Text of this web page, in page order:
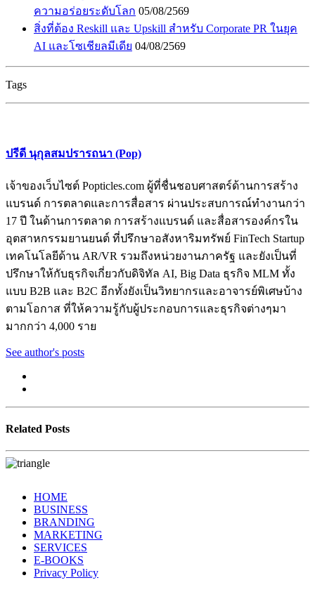
ความอร่อยระดับโลก 05/08/2569
สิ่งที่ต้อง Reskill และ Upskill สำหรับ Corporate PR ในยุค
AI และโซเชียลมีเดีย 04/08/2569
Tags
ปรีดี นุกุลสมปรารถนา (Pop)
เจ้าของเว็บไซต์ Popticles.com ผู้ที่ชื่นชอบศาสตร์ด้านการสร้าง
แบรนด์ การตลาดและการสื่อสาร ผ่านประสบการณ์ทำงานกว่า
17 ปี ในด้านการตลาด การสร้างแบรนด์ และสื่อสารองค์กรใน
อุตสาหกรรมยานยนต์ ที่ปรึกษาอสังหาริมทรัพย์ FinTech Startup
เทคโนโลยีด้าน AR/VR รวมถึงหน่วยงานภาครัฐ และยังเป็นที่
ปรึกษาให้กับธุรกิจเกี่ยวกับดิจิทัล AI, Big Data ธุรกิจ MLM ทั้ง
แบบ B2B และ B2C อีกทั้งยังเป็นวิทยากรและอาจารย์พิเศษบ้าง
ตามโอกาส ที่ให้ความรู้กับผู้ประกอบการและธุรกิจต่างๆมา
มากกว่า 4,000 ราย
See author's posts
Related Posts
HOME
BUSINESS
BRANDING
MARKETING
SERVICES
E-BOOKS
Privacy Policy